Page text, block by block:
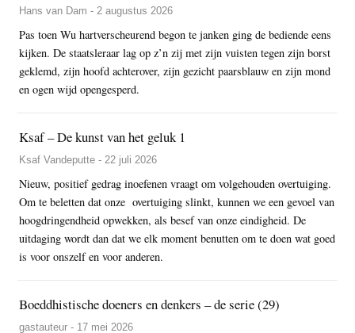
Hans van Dam - 2 augustus 2026
Pas toen Wu hartverscheurend begon te janken ging de bediende eens
kijken. De staatsleraar lag op z’n zij met zijn vuisten tegen zijn borst
geklemd, zijn hoofd achterover, zijn gezicht paarsblauw en zijn mond
en ogen wijd opengesperd.
Ksaf – De kunst van het geluk 1
Ksaf Vandeputte - 22 juli 2026
Nieuw, positief gedrag inoefenen vraagt om volgehouden overtuiging.
Om te beletten dat onze overtuiging slinkt, kunnen we een gevoel van
hoogdringendheid opwekken, als besef van onze eindigheid. De
uitdaging wordt dan dat we elk moment benutten om te doen wat goed
is voor onszelf en voor anderen.
Boeddhistische doeners en denkers – de serie (29)
gastauteur - 17 mei 2026